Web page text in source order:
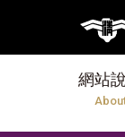
網站